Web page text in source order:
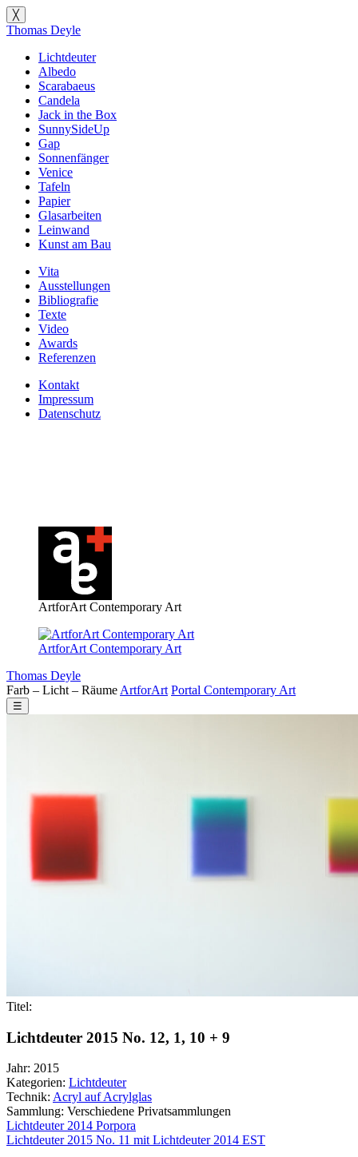
╳
Thomas Deyle
Lichtdeuter
Albedo
Scarabaeus
Candela
Jack in the Box
SunnySideUp
Gap
Sonnenfänger
Venice
Tafeln
Papier
Glasarbeiten
Leinwand
Kunst am Bau
Vita
Ausstellungen
Bibliografie
Texte
Video
Awards
Referenzen
Kontakt
Impressum
Datenschutz
ArtforArt Contemporary Art
ArtforArt Contemporary Art
Thomas Deyle
Farb – Licht – Räume ArtforArt Portal Contemporary Art
☰
Titel:
Lichtdeuter 2015 No. 12, 1, 10 + 9
Jahr: 2015
Kategorien: Lichtdeuter
Technik: Acryl auf Acrylglas
Sammlung: Verschiedene Privatsammlungen
Beitragsnavigation
Lichtdeuter 2014 Porpora
Lichtdeuter 2015 No. 11 mit Lichtdeuter 2014 EST